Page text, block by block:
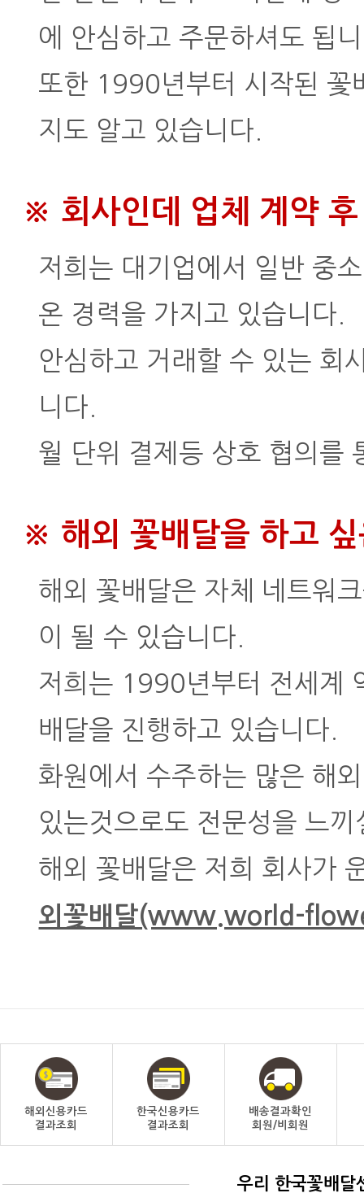
에 안심하고 주문하셔도 됩
또한 1990년부터 시작된 꽃
지도 알고 있습니다.
※ 회사인데 업체 계약
저희는 대기업에서 일반 중
온 경력을 가지고 있습니다.
안심하고 거래할 수 있는 회
니다.
월 단위 결제등 상호 협의를
※ 해외 꽃배달을 하고
해외 꽃배달은 자체 네트워
이 될 수 있습니다.
저희는 1990년부터 전세계
배달을 진행하고 있습니다.
화원에서 수주하는 많은 해
있는것으로도 전문성을 느
해외 꽃배달은 저희 회사가
외꽃배달(www.world-
해외신용카드
결과조회
한국신용카드
결과조회
배송결과확인
회원/비회원
우리 한국꽃배달